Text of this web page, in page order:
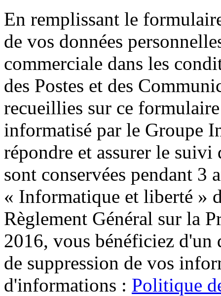
En remplissant le
de vos données
commerciale dans les
des Postes et des
recueillies sur ce
informatisé par le Groupe
répondre et assurer le
sont conservées pendant 3
« Informatique et liberté »
Règlement Général sur la
2016, vous bénéficiez
de suppression de vos
d'informations : Politique